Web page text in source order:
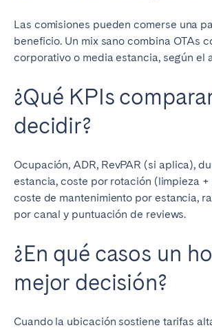
Las comisiones pueden comerse una
beneficio. Un mix sano combina OTAs
corporativo o media estancia, según el
¿Qué KPIs
decidir?
Ocupación, ADR, RevPAR (si aplica),
estancia, coste por rotación (limpieza
coste de mantenimiento por estancia,
por canal y puntuación de reviews.
¿En qué casos un
mejor decisión?
Cuando la ubicación sostiene tarifas